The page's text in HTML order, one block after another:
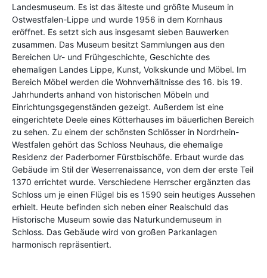
Landesmuseum. Es ist das älteste und größte Museum in
Ostwestfalen-Lippe und wurde 1956 in dem Kornhaus
eröffnet. Es setzt sich aus insgesamt sieben Bauwerken
zusammen. Das Museum besitzt Sammlungen aus den
Bereichen Ur- und Frühgeschichte, Geschichte des
ehemaligen Landes Lippe, Kunst, Volkskunde und Möbel. Im
Bereich Möbel werden die Wohnverhältnisse des 16. bis 19.
Jahrhunderts anhand von historischen Möbeln und
Einrichtungsgegenständen gezeigt. Außerdem ist eine
eingerichtete Deele eines Kötterhauses im bäuerlichen Bereich
zu sehen. Zu einem der schönsten Schlösser in Nordrhein-
Westfalen gehört das Schloss Neuhaus, die ehemalige
Residenz der Paderborner Fürstbischöfe. Erbaut wurde das
Gebäude im Stil der Weserrenaissance, von dem der erste Teil
1370 errichtet wurde. Verschiedene Herrscher ergänzten das
Schloss um je einen Flügel bis es 1590 sein heutiges Aussehen
erhielt. Heute befinden sich neben einer Realschuld das
Historische Museum sowie das Naturkundemuseum in
Schloss. Das Gebäude wird von großen Parkanlagen
harmonisch repräsentiert.